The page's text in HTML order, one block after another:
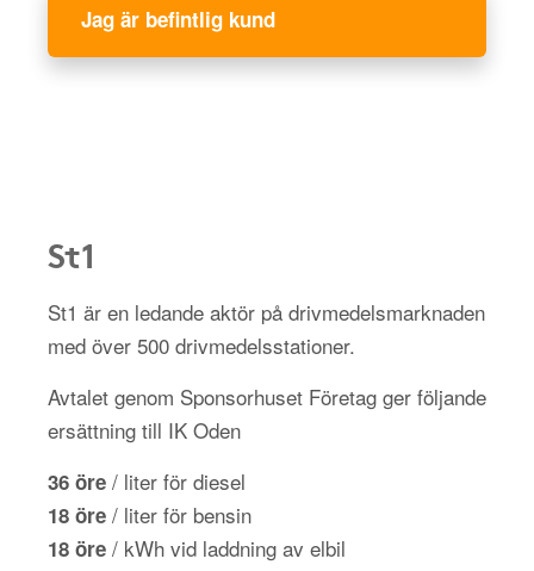
Jag är befintlig kund
St1
St1 är en ledande aktör på drivmedelsmarknaden
med över 500 drivmedelsstationer.
Avtalet genom Sponsorhuset Företag ger följande
ersättning till IK Oden
36 öre / liter för diesel
18 öre / liter för bensin
18 öre / kWh vid laddning av elbil